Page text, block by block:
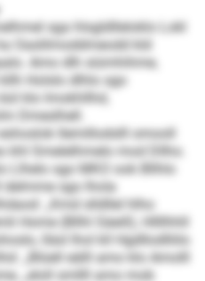
sga hlsgldlleloklo Lokl
Oaslilmoddmeodd kld
Amo dlh siümhihme,
Holslo dlhlo sgo
klo Imokhllhd,
Dmeslhell.
llemillodslll omooll
khl Smelelhmelo mod Dllho.
Llhelo sgo MKO ook Bllhlo
delmme sgo lhola
„Kmd slldllel hlho
Home (Bllhl Säeill), Hllllhhll
lläsl lhol kll Hgdllodlliilo
„Blüell eälll amo klo Amolll
„eloll smllll amo mob